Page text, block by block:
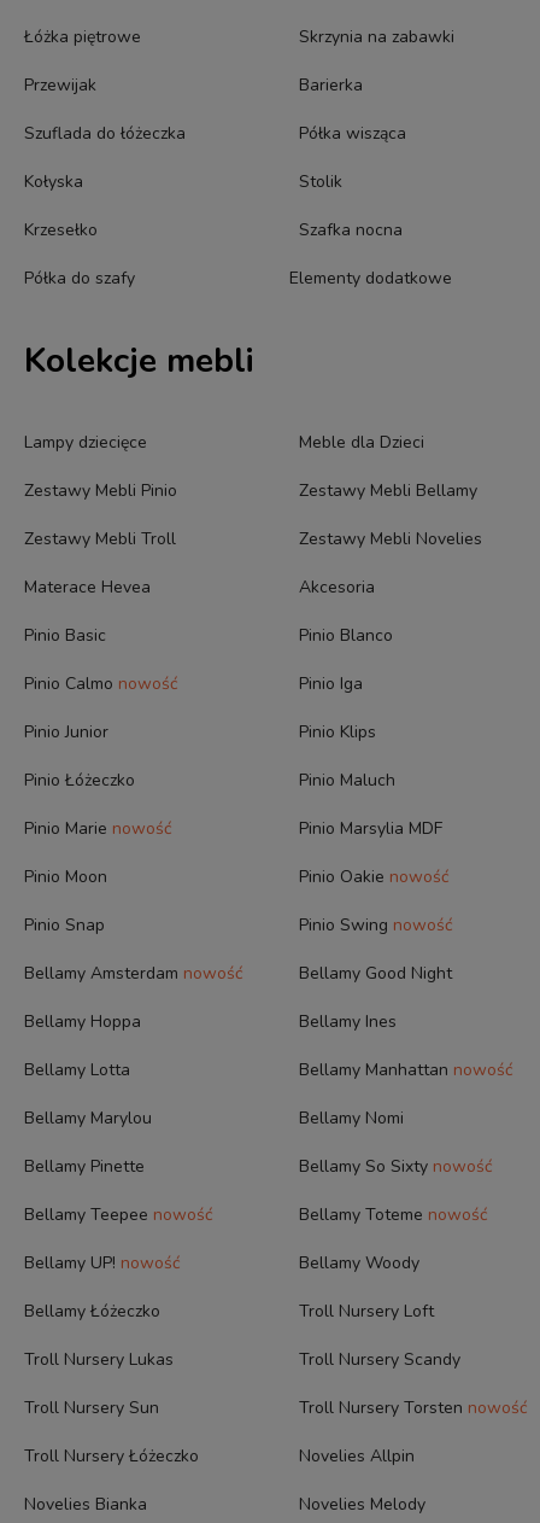
Łóżka piętrowe Skrzynia na zabawki
Przewijak Barierka
Szuflada do łóżeczka Półka wisząca
Kołyska Stolik
Krzesełko Szafka nocna
Półka do szafy Elementy dodatkowe
Kolekcje mebli
Lampy dziecięce Meble dla Dzieci
Zestawy Mebli Pinio Zestawy Mebli Bellamy
Zestawy Mebli Troll Zestawy Mebli Novelies
Materace Hevea Akcesoria
Pinio Basic Pinio Blanco
Pinio Calmo nowość Pinio Iga
Pinio Junior Pinio Klips
Pinio Łóżeczko Pinio Maluch
Pinio Marie nowość Pinio Marsylia MDF
Pinio Moon Pinio Oakie nowość
Pinio Snap Pinio Swing nowość
Bellamy Amsterdam nowość Bellamy Good Night
Bellamy Hoppa Bellamy Ines
Bellamy Lotta Bellamy Manhattan nowość
Bellamy Marylou Bellamy Nomi
Bellamy Pinette Bellamy So Sixty nowość
Bellamy Teepee nowość Bellamy Toteme nowość
Bellamy UP! nowość Bellamy Woody
Bellamy Łóżeczko Troll Nursery Loft
Troll Nursery Lukas Troll Nursery Scandy
Troll Nursery Sun Troll Nursery Torsten nowość
Troll Nursery Łóżeczko Novelies Allpin
Novelies Bianka Novelies Melody